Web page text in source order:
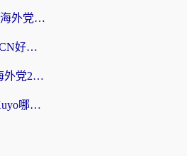
Proton VPN中国能用吗？海外党选回国加速器的避坑指南（附番茄加速器实测）
海外党必看：斧牛和Fly2CN好用吗？3招教你选对回国加速器（附免费试用攻略）
斧牛和OurPlay哪个好？海外党2026亲测：选对加速器，国内资源秒加载
海外党纠结Quickback和Kuyo哪个好？选对回国加速器才能无缝刷国内资源